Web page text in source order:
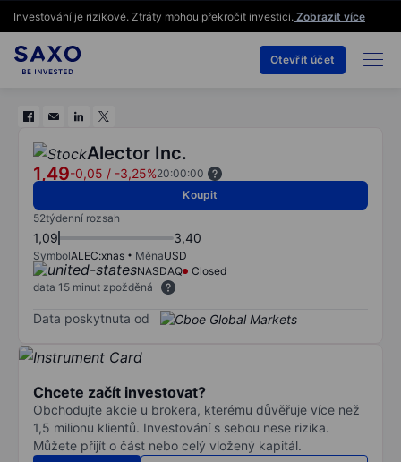
Otevřít účet
Investování je rizikové. Ztráty mohou překročit investici. Zobrazit více
Alector Inc.
1,49-0,05 / -3,25%20:00:00
Koupit
52týdenní rozsah
1,09 3,40
SymbolALEC:xnas MěnaUSD
NASDAQ
Closed
data 15 minut zpožděná
Data poskytnuta od
Chcete začít investovat?
Obchodujte akcie u brokera, kterému důvěřuje více než
1,5 milionu klientů. Investování s sebou nese rizika.
Můžete přijít o část nebo celý vložený kapitál.